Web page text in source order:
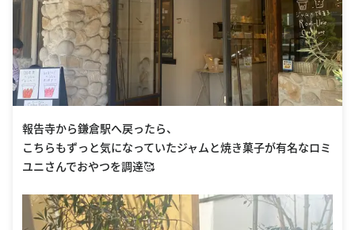
報告寺から鎌倉駅へ戻ったら、
こちらもずっと気になっていたジャムと焼き菓子が有名なロミ
ユニさんでおやつを調達🥰